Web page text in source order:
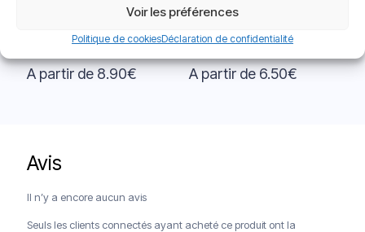
Voir les préférences
Politique de cookiesDéclaration de confidentialité
Aosept Plus Hydraglyde
Note
5.00
sur 5
A partir de 8.90€
SALINE AVIZOR
Note
5.00
sur 5
A partir de 6.50€
Avis
Il n’y a encore aucun avis
Seuls les clients connectés ayant acheté ce produit ont la
Paiements sécurisés